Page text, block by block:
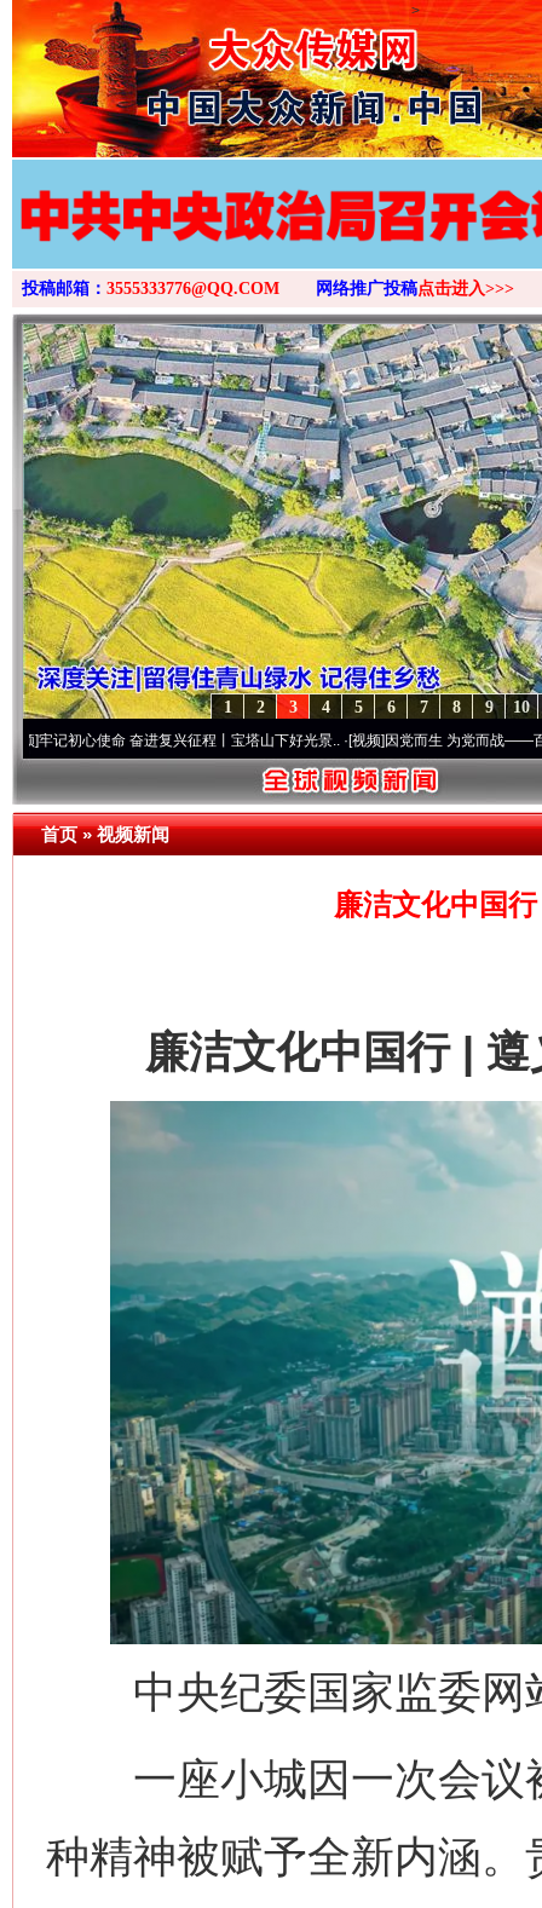
>
投稿邮箱： 3555333776@QQ.COM 网络推广投稿点击进入>>>
10
9
8
7
6
5
4
3
2
1
使命 奋进复兴征程丨宝塔山下好光景..·[视频]因党而生 为党而战——百年“纪”事⑧
首页»视频新闻
廉洁文化中国
廉洁文化中国行 | 遵
中央纪委国家监委网
一座小城因一次会议
种精神被赋予全新内涵。